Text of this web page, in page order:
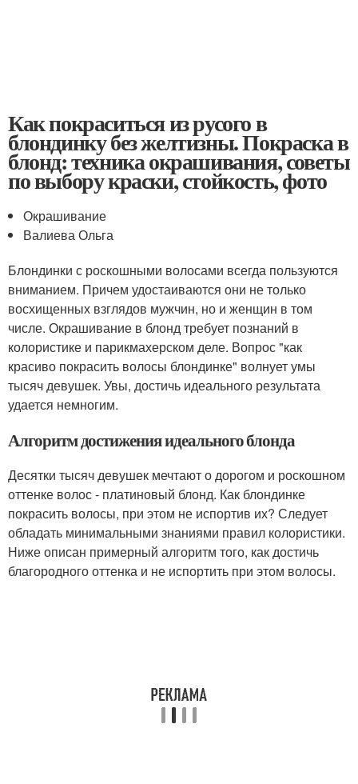
Как покраситься из русого в
блондинку без желтизны. Покраска в
блонд: техника окрашивания, советы
по выбору краски, стойкость, фото
Окрашивание
Валиева Ольга
Блондинки с роскошными волосами всегда пользуются
вниманием. Причем удостаиваются они не только
восхищенных взглядов мужчин, но и женщин в том
числе. Окрашивание в блонд требует познаний в
колористике и парикмахерском деле. Вопрос "как
красиво покрасить волосы блондинке" волнует умы
тысяч девушек. Увы, достичь идеального результата
удается немногим.
Алгоритм достижения идеального блонда
Десятки тысяч девушек мечтают о дорогом и роскошном
оттенке волос - платиновый блонд. Как блондинке
покрасить волосы, при этом не испортив их? Следует
обладать минимальными знаниями правил колористики.
Ниже описан примерный алгоритм того, как достичь
благородного оттенка и не испортить при этом волосы.